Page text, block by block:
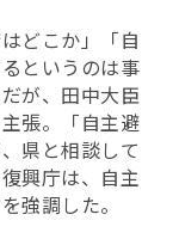
どこか」「自
というのは事
が、田中大臣
張。「自主避
県と相談して
興庁は、自主
強調した。